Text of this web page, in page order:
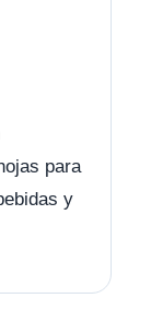
para
y